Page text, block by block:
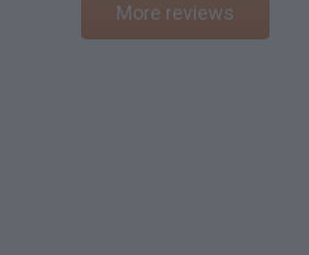
More reviews